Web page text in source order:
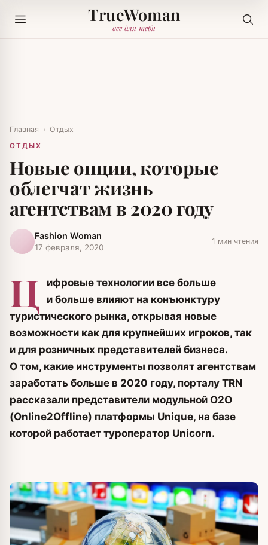
TrueWoman
все для тебя
Главная › Отдых
ОТДЫХ
Новые опции, которые
облегчат жизнь
агентствам в 2020 году
Fashion Woman
17 февраля, 2020
1 мин чтения
Ц
ифровые технологии все больше
и больше влияют на конъюнктуру
туристического рынка, открывая новые
возможности как для крупнейших игроков, так
и для розничных представителей бизнеса.
О том, какие инструменты позволят агентствам
заработать больше в 2020 году, порталу TRN
рассказали представители модульной O2O
(Online2Offline) платформы Unique, на базе
которой работает туроператор Unicorn.